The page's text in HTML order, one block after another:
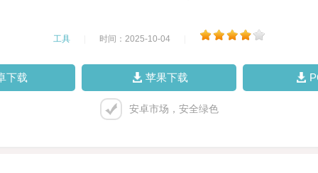
工具 时间：2025-10-04
下载 苹果下载
安卓市场，安全绿色